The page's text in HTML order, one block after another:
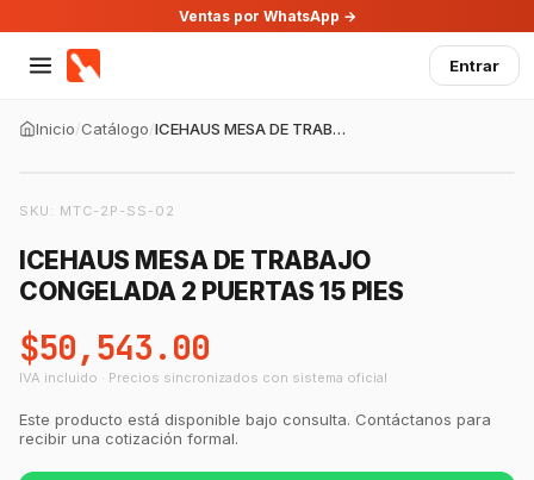
Ventas por WhatsApp →
Entrar
Inicio/Catálogo/ ICEHAUS MESA DE TRABAJO CONGELADA 2 PUERTAS 15 PIES
SKU: MTC-2P-SS-02
ICEHAUS MESA DE TRABAJO
CONGELADA 2 PUERTAS 15 PIES
$50,543.00
IVA incluido · Precios sincronizados con sistema oficial
Este producto está disponible bajo consulta. Contáctanos para
recibir una cotización formal.